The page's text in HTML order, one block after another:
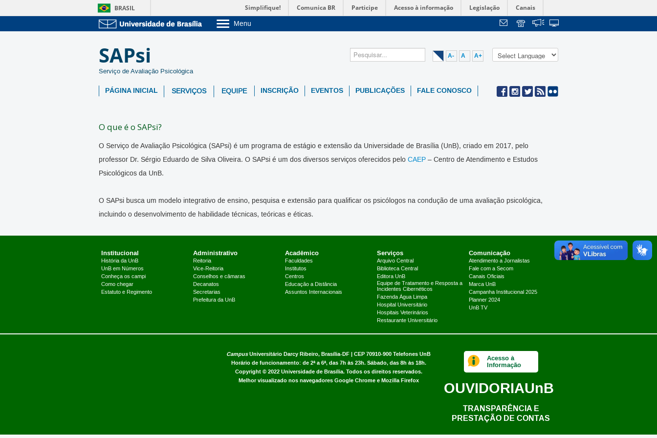
BRASIL Simplifique! Comunica BR Participe Acesso à informação Legislação Canais
Menu
Servidor
SAPsi
Serviço de Avaliação Psicológica
A- A A+
PÁGINA INICIAL SERVIÇOS EQUIPE INSCRIÇÃO EVENTOS PUBLICAÇÕES FALE CONOSCO
O que é o SAPsi?
O Serviço de Avaliação Psicológica (SAPsi) é um programa de estágio e extensão da Universidade de Brasília (UnB), criado em 2017, pelo
professor Dr. Sérgio Eduardo de Silva Oliveira. O SAPsi é um dos diversos serviços oferecidos pelo CAEP – Centro de Atendimento e Estudos
Psicológicos da UnB.
O SAPsi busca um modelo integrativo de ensino, pesquisa e extensão para qualificar os psicólogos na condução de uma avaliação psicológica,
incluindo o desenvolvimento de habilidade técnicas, teóricas e éticas.
Institucional
História da UnB
UnB em Números
Conheça os campi
Como chegar
Estatuto e Regimento
Administrativo
Reitoria
Vice-Reitoria
Conselhos e câmaras
Decanatos
Secretarias
Prefeitura da UnB
Acadêmico
Faculdades
Institutos
Centros
Educação a Distância
Assuntos Internacionais
Serviços
Arquivo Central
Biblioteca Central
Editora UnB
Equipe de Tratamento e Resposta a
Incidentes Cibernéticos
Fazenda Água Limpa
Hospital Universitário
Hospitais Veterinários
Restaurante Universitário
Comunicação
Atendimento a Jornalistas
Fale com a Secom
Canais Oficiais
Marca UnB
Campanha Institucional 2025
Planner 2024
UnB TV
CampusUniversitário Darcy Ribeiro, Brasília-DF | CEP 70910-900 Telefones UnB
Horário de funcionamento: de 2ª a 6ª, das 7h às 23h. Sábado, das 8h às 18h.
Copyright © 2022 Universidade de Brasília. Todos os direitos reservados.
Melhor visualizado nos navegadores Google Chrome e Mozilla Firefox
Acesso à
Informação
OUVIDORIAUnB
TRANSPARÊNCIA E
PRESTAÇÃO DE CONTAS